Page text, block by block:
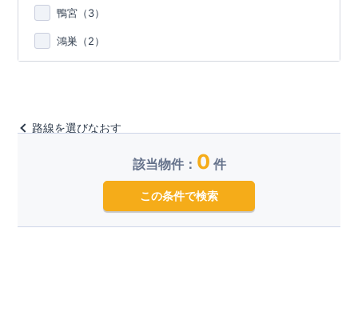
鴨宮（3）
鴻巣（2）
路線を選びなおす
該当物件： 0 件
この条件で検索